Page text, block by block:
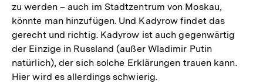
zu werden – auch im Stadtzentrum von Moskau,
könnte man hinzufügen. Und Kadyrow findet das
gerecht und richtig. Kadyrow ist auch gegenwärtig
der Einzige in Russland (außer Wladimir Putin
natürlich), der sich solche Erklärungen trauen kann.
Hier wird es allerdings schwierig.